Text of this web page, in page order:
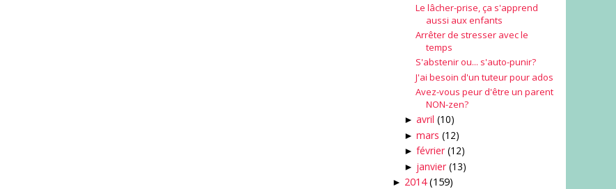
Le lâcher-prise, ça s'apprend
aussi aux enfants
Arrêter de stresser avec le
temps
S'abstenir ou... s'auto-punir?
J'ai besoin d'un tuteur pour ados
Avez-vous peur d'être un parent
NON-zen?
► avril (10)
► mars (12)
► février (12)
► janvier (13)
► 2014 (159)